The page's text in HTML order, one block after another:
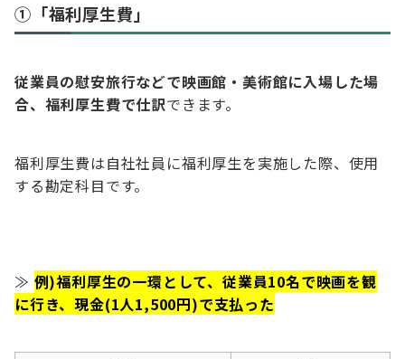
①「福利厚生費」
従業員の慰安旅行などで映画館・美術館に入場した場
合、福利厚生費で仕訳できます。
福利厚生費は自社社員に福利厚生を実施した際、使用
する勘定科目です。
≫ 例)福利厚生の一環として、従業員10名で映画を観
に行き、現金(1人1,500円)で支払った